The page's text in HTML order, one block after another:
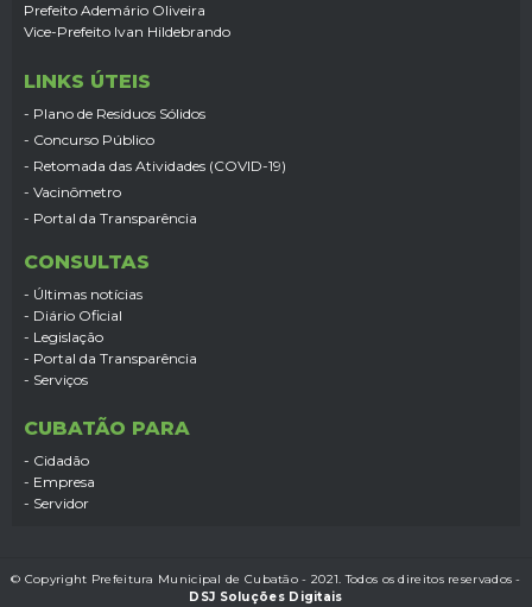
Prefeito Ademário Oliveira
Vice-Prefeito Ivan Hildebrando
LINKS ÚTEIS
- Plano de Resíduos Sólidos
- Concurso Público
- Retomada das Atividades (COVID-19)
- Vacinômetro
- Portal da Transparência
CONSULTAS
- Últimas notícias
- Diário Oficial
- Legislação
- Portal da Transparência
- Serviços
CUBATÃO PARA
- Cidadão
- Empresa
- Servidor
© Copyright Prefeitura Municipal de Cubatão - 2021. Todos os direitos reservados -
DSJ Soluções Digitais